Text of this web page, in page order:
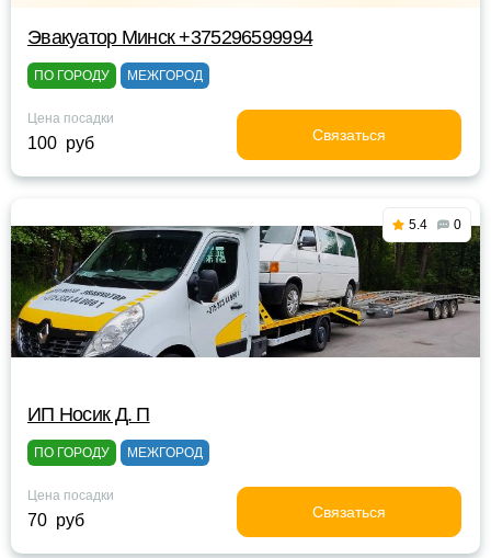
Эвакуатор Минск +375296599994
ПО ГОРОДУ МЕЖГОРОД
Цена посадки
100 руб Связаться
5.4 0
ИП Носик Д. П
ПО ГОРОДУ МЕЖГОРОД
Цена посадки
70 руб Связаться